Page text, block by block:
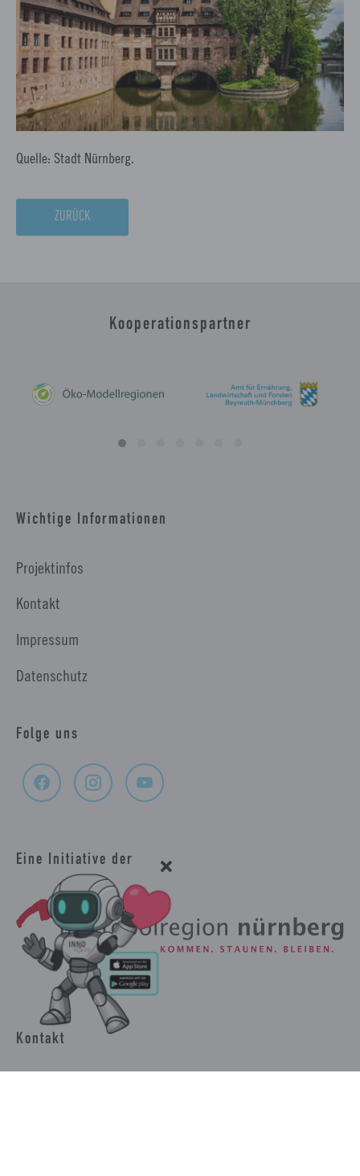
Quelle: Stadt Nürnberg.
ZURÜCK
Kooperationspartner
Wichtige Informationen
Projektinfos
Kontakt
Impressum
Datenschutz
Folge uns
Eine Initiative der
Kontakt